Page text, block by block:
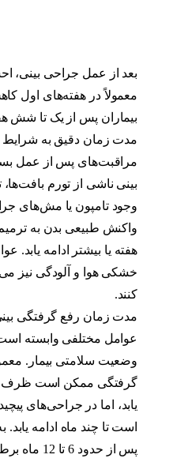
بعد از عمل جراحی بینی،
معمولاً در هفته‌های اول
بیماران پس از یک تا شش
مدت زمان دقیق به شرایط
مراقبت‌های پس از عمل
بینی ناشی از تورم
وجود تامپون یا مش‌های
واکنش طبیعی بدن به
هفته یا بیشتر ادامه یابد.
خشکی هوا و آلودگی نیز
کنند.
مدت زمان رفع گرفتگی
عوامل مختلفی وابسته
وضعیت سلامتی بیمار.
گرفتگی ممکن است ظرف
یابد، اما در جراحی‌های
است تا چند ماه ادامه
پس از حدود